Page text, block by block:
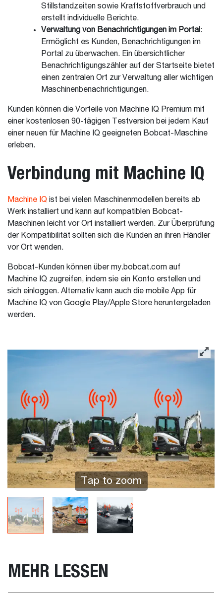
Stillstandzeiten sowie Kraftstoffverbrauch und
erstellt individuelle Berichte.
Verwaltung von Benachrichtigungen im Portal:
Ermöglicht es Kunden, Benachrichtigungen im
Portal zu überwachen. Ein übersichtlicher
Benachrichtigungszähler auf der Startseite bietet
einen zentralen Ort zur Verwaltung aller wichtigen
Maschinenbenachrichtigungen.
Kunden können die Vorteile von Machine IQ Premium mit
einer kostenlosen 90-tägigen Testversion bei jedem Kauf
einer neuen für Machine IQ geeigneten Bobcat-Maschine
erleben.
Verbindung mit Machine IQ
Machine IQ ist bei vielen Maschinenmodellen bereits ab
Werk installiert und kann auf kompatiblen Bobcat-
Maschinen leicht vor Ort installiert werden. Zur Überprüfung
der Kompatibilität sollten sich die Kunden an ihren Händler
vor Ort wenden.
Bobcat-Kunden können über my.bobcat.com auf
Machine IQ zugreifen, indem sie ein Konto erstellen und
sich einloggen. Alternativ kann auch die mobile App für
Machine IQ von Google Play/Apple Store heruntergeladen
werden.
Tap to zoom
MEHR LESSEN